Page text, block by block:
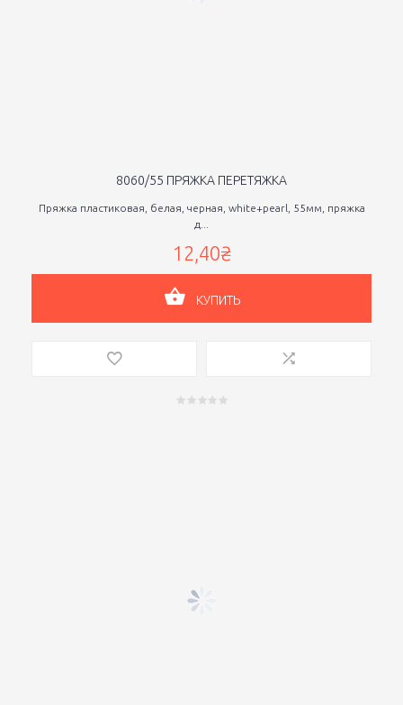
8060/55 ПРЯЖКА ПЕРЕТЯЖКА
Пряжка пластиковая, белая, черная, white+pearl, 55мм, пряжка
д...
12,40₴
КУПИТЬ